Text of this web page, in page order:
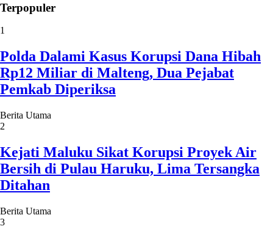
Terpopuler
1
Polda Dalami Kasus Korupsi Dana Hibah
Rp12 Miliar di Malteng, Dua Pejabat
Pemkab Diperiksa
Berita Utama
2
Kejati Maluku Sikat Korupsi Proyek Air
Bersih di Pulau Haruku, Lima Tersangka
Ditahan
Berita Utama
3